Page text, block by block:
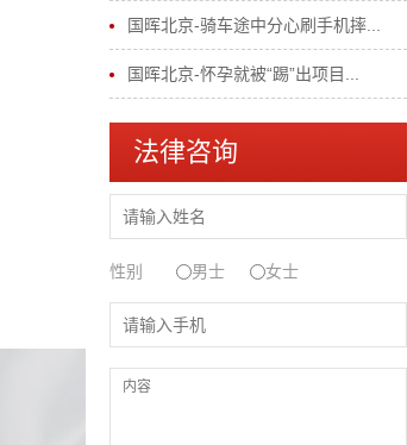
国晖北京-骑车途中分心刷手机摔...
国晖北京-怀孕就被“踢”出项目...
法律咨询
性别 男士 女士